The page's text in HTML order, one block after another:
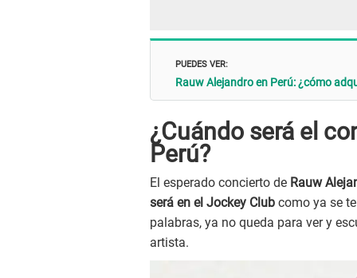
PUEDES VER:
Rauw Alejandro en Perú: ¿cómo
¿Cuándo será el
Perú?
El esperado concierto de Rauw
será en el Jockey Club como ya se
palabras, ya no queda para ver y
artista.